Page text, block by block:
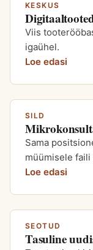
KESKUS
Viis
igaühel.
Loe edasi
SILD
Sama
müümisele faili
Loe edasi
SEOTUD
Tasuline